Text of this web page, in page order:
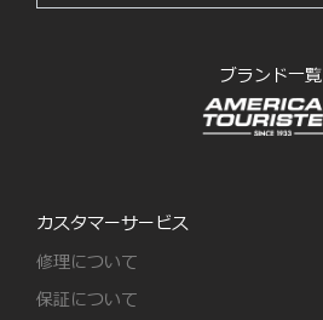
ブランド一覧
カスタマーサービス
修理について
保証について